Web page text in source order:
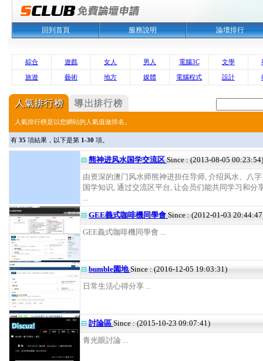
回到首頁 服務說明 論壇排行
綜合 遊戲 女人 男人 電腦3C 文學
旅遊 藝術 地方 媒體 電腦程式 設計
人氣排行榜是以您網站的人氣值做排名。
有 35 項結果，以下是第 1-30 項。
熊神进风水国学交流区 Since : (2013-08-05 00:23:54)
由资深的澳门风水师熊神进担任导师, 介绍风水、八
国学知识, 通过交流区平台, 让会员们能共同学习和分
...
GEE義式咖啡機同學會 Since : (2012-01-03
GEE義式咖啡機同學會 ...
bumble園地Since : (2016-12-05 19:03:31)
日常生活心得分享 ...
討論區 Since : (2015-10-23 09:07:41)
青光眼討論 ...